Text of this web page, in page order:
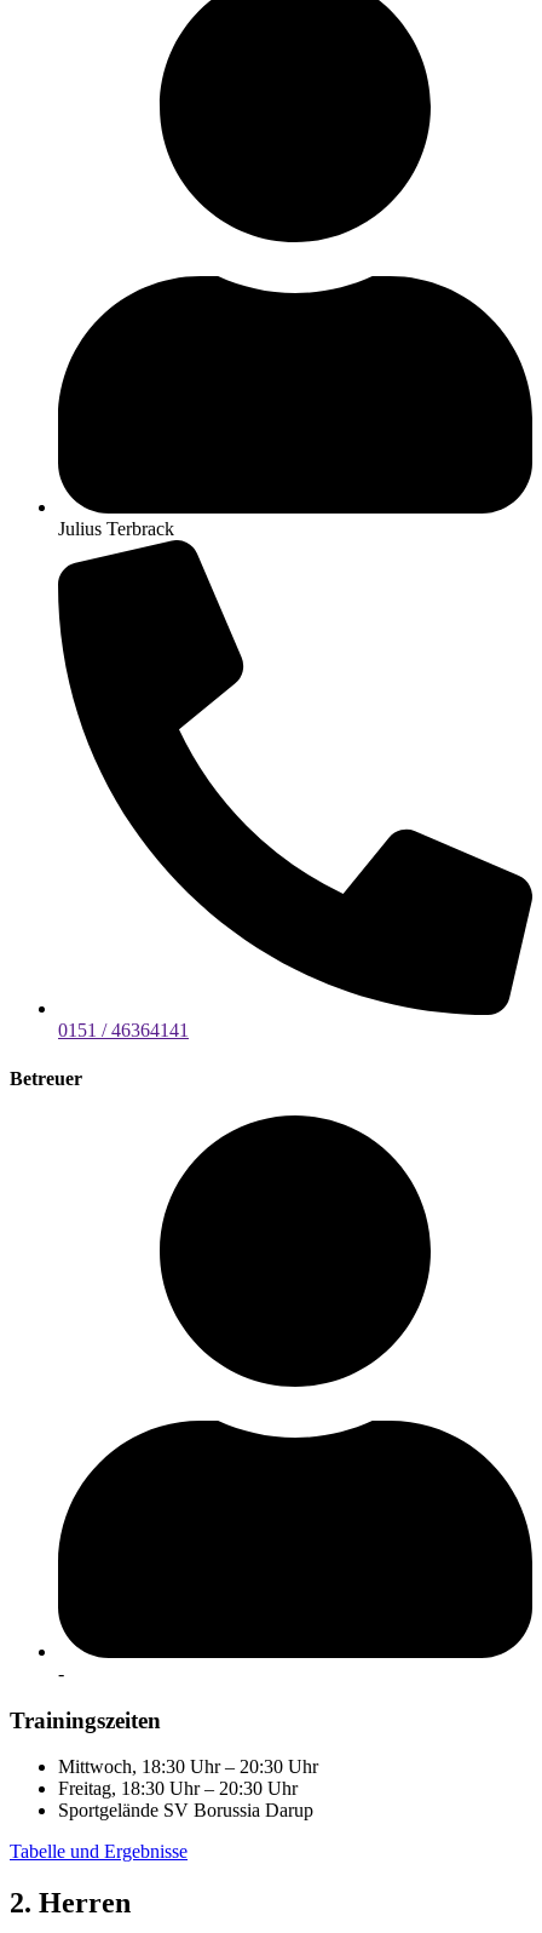
Julius Terbrack
0151 / 46364141
Betreuer
-
Trainingszeiten
Mittwoch, 18:30 Uhr – 20:30 Uhr
Freitag, 18:30 Uhr – 20:30 Uhr
Sportgelände SV Borussia Darup
Tabelle und Ergebnisse
2. Herren